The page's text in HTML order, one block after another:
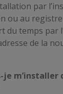
par
ou au
du temps par
de la
je m’installer